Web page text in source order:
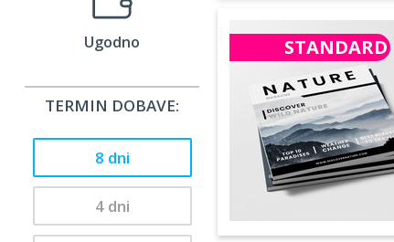
Ugodno
TERMIN DOBAVE:
8 dni
4 dni
STANDARD